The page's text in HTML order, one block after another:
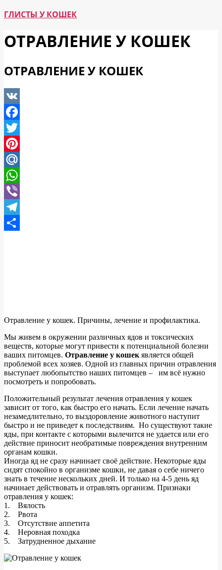
ГЛИСТЫ У КОШЕК
ОТРАВЛЕНИЕ У КОШЕК
ОТРАВЛЕНИЕ У КОШЕК
VK
Facebook
Twitter
Pinterest
Mail.Ru
WhatsApp
Viber
Telegram
Отравление у кошек. Причины, лечение и профилактика.
Мы живем в окружении различных ядов и токсических
веществ, которые могут привести к потенциальной болезни
ваших питомцев. Отравление у кошекявляется общей
проблемой всех хозяев. Одной из главных причин отравления
выступает любопытство наших питомцев – им всё нужно
посмотреть и попробовать.
Положительный результат лечения отравления у кошек
зависит от того, как быстро его начать. Если лечение начать
незамедлительно, то выздоровление животного наступит
быстро и не приведет к последствиям. Но существуют такие
яды, при контакте с которыми вылечится не удается или его
действие приносит необратимые повреждения внутренним
органам кошки.
Иногда яд не сразу начинает своё действие. Некоторые яды
сидят спокойно в организме кошки, не давая о себе ничего
знать в течение нескольких дней. И только на 4-5 день яд
начинает действовать и отравлять организм. Признаки
отравления у кошек:
1. Вялость
2. Рвота
3. Отсутствие аппетита
4. Неровная походка
5. Затрудненное дыхание